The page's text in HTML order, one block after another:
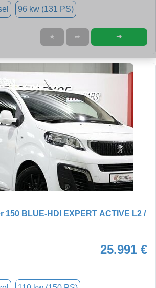
96 kw (131 PS)
★ ➦ ➜
150 BLUE-HDI EXPERT ACTIVE L2 /
25.991 €